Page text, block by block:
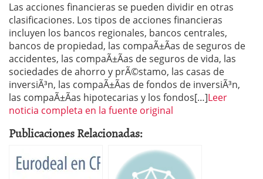
Las acciones financieras se pueden dividir en otras
clasificaciones. Los tipos de acciones financieras
incluyen los bancos regionales, bancos centrales,
bancos de propiedad, las compaÃ±Ã­as de seguros de
accidentes, las compaÃ±Ã­as de seguros de vida, las
sociedades de ahorro y prÃ©stamo, las casas de
inversiÃ³n, las compaÃ±Ã­as de fondos de inversiÃ³n,
las compaÃ±Ã­as hipotecarias y los fondos[…]Leer
noticia completa en la fuente original
Publicaciones Relacionadas: